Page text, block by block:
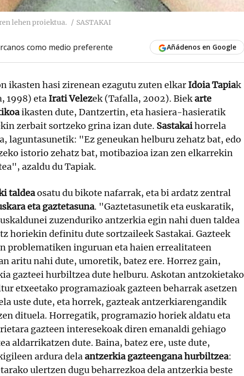
lehen proiektua. SASTAKAI
como medio preferente Añádenos en Google
ikasten hasi zirenean ezagutu zuten elkar Idoia Tapiak
1998) eta Irati Velezek (Tafalla, 2002). Biekarte
ikasten dute, Dantzertin, eta hasiera-hasieratik
zerbait sortzeko grina izan dute. Sastakaihorrela
laguntasunetik: "Ez geneukan helburu zehatz bat, edo
istorio zehatz bat, motibazioa izan zen elkarrekin
azaldu du Tapiak.
taldeaosatu du bikote nafarrak, eta bi ardatz zentral
eta gaztetasuna. "Gaztetasunetik eta euskaratik,
zuzenduriko antzerkia egin nahi duen taldea
horiekin definitu dute sortzaileek Sastakai. Gazteek
problematiken inguruan eta haien errealitateen
aritu nahi dute, umoretik, batez ere. Horrez gain,
gazteei hurbiltzea dute helburu. Askotan antzokietako
etxeetako programazioak gazteen beharrak asetzen
uste dute, eta horrek, gazteak antzerkiarengandik
dituela. Horregatik, programazio horiek aldatu eta
gazteen interesekoak diren emanaldi gehiago
aldarrikatzen dute. Baina, batez ere, uste dute,
ardura delaantzerkia gazteengana hurbiltzea:
ulertzen dugu beharrezkoa dela antzerkia beste